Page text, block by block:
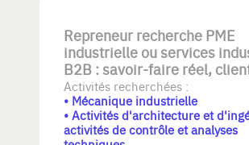
Repreneur recherche PME
industrielle ou services
B2B : savoir-faire réel,
établie, équipe transférable,
qualité/documentation,
- plasturgie- elastomeres
industrielle, automatisme,
Activités recherchées :
• Mécanique industrielle
• Activités d'architecture et
activités de contrôle et analyses